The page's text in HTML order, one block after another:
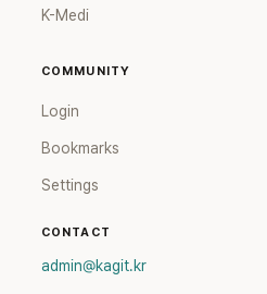
K-Medi
COMMUNITY
Login
Bookmarks
Settings
CONTACT
admin@kagit.kr